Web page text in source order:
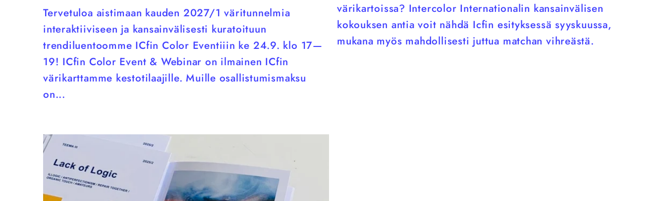
Tervetuloa aistimaan kauden 2027/1 väritunnelmia
interaktiiviseen ja kansainvälisesti kuratoituun
trendiluentoomme ICfin Color Eventiiin ke 24.9. klo 17—
19! ICfin Color Event & Webinar on ilmainen ICfin
värikarttamme kestotilaajille. Muille osallistumismaksu
on...
värikartoissa? Intercolor Internationalin kansainvälisen
kokouksen antia voit nähdä Icfin esityksessä syyskuussa,
mukana myös mahdollisesti juttua matchan vihreästä.